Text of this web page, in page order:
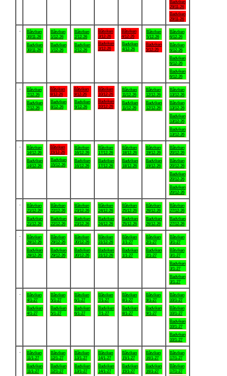
Badviken
29/11-26
Badviken
29/11-26
Båtviken
30/11-26
Badviken
30/11-26
Båtviken
1/12-26
Badviken
1/12-26
Båtviken
2/12-26
Badviken
2/12-26
Båtviken
3/12-26
Badviken
3/12-26
Båtviken
4/12-26
Badviken
4/12-26
Båtviken
5/12-26
Badviken
5/12-26
Båtviken
6/12-26
Båtviken
6/12-26
Badviken
6/12-26
Badviken
6/12-26
Båtviken
7/12-26
Badviken
7/12-26
Båtviken
8/12-26
Badviken
8/12-26
Båtviken
9/12-26
Badviken
9/12-26
Båtviken
10/12-26
Badviken
10/12-26
Båtviken
11/12-26
Badviken
11/12-26
Båtviken
12/12-26
Badviken
12/12-26
Båtviken
13/12-26
Båtviken
13/12-26
Badviken
13/12-26
Badviken
13/12-26
Båtviken
14/12-26
Badviken
14/12-26
Båtviken
15/12-26
Badviken
15/12-26
Båtviken
16/12-26
Badviken
16/12-26
Båtviken
17/12-26
Badviken
17/12-26
Båtviken
18/12-26
Badviken
18/12-26
Båtviken
19/12-26
Badviken
19/12-26
Båtviken
20/12-26
Båtviken
20/12-26
Badviken
20/12-26
Badviken
20/12-26
Båtviken
21/12-26
Badviken
21/12-26
Båtviken
22/12-26
Badviken
22/12-26
Båtviken
23/12-26
Badviken
23/12-26
Båtviken
24/12-26
Badviken
24/12-26
Båtviken
25/12-26
Badviken
25/12-26
Båtviken
26/12-26
Badviken
26/12-26
Båtviken
27/12-26
Badviken
27/12-26
Båtviken
28/12-26
Badviken
28/12-26
Båtviken
29/12-26
Badviken
29/12-26
Båtviken
30/12-26
Badviken
30/12-26
Båtviken
31/12-26
Badviken
31/12-26
Båtviken
1/1-27
Badviken
1/1-27
Båtviken
2/1-27
Badviken
2/1-27
Båtviken
3/1-27
Båtviken
3/1-27
Badviken
3/1-27
Badviken
3/1-27
Båtviken
4/1-27
Badviken
4/1-27
Båtviken
5/1-27
Badviken
5/1-27
Båtviken
6/1-27
Badviken
6/1-27
Båtviken
7/1-27
Badviken
7/1-27
Båtviken
8/1-27
Badviken
8/1-27
Båtviken
9/1-27
Badviken
9/1-27
Båtviken
10/1-27
Båtviken
10/1-27
Badviken
10/1-27
Badviken
10/1-27
Båtviken
11/1-27
Badviken
11/1-27
Båtviken
12/1-27
Badviken
12/1-27
Båtviken
13/1-27
Badviken
13/1-27
Båtviken
14/1-27
Badviken
14/1-27
Båtviken
15/1-27
Badviken
15/1-27
Båtviken
16/1-27
Badviken
16/1-27
Båtviken
17/1-27
Båtviken
17/1-27